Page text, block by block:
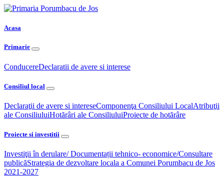
Acasa
Primarie
ConducereDeclaratii de avere si interese
Consiliul local
Declaraţii de avere si intereseComponenţa Consiliului LocalAtribuţii
ale ConsiliuluiHotărâri ale ConsiliuluiProiecte de hotărâre
Proiecte si investitii
Investiţii în derulare/ Documentații tehnico- economice/Consultare
publicăStrategia de dezvoltare locala a Comunei Porumbacu de Jos
2021-2027